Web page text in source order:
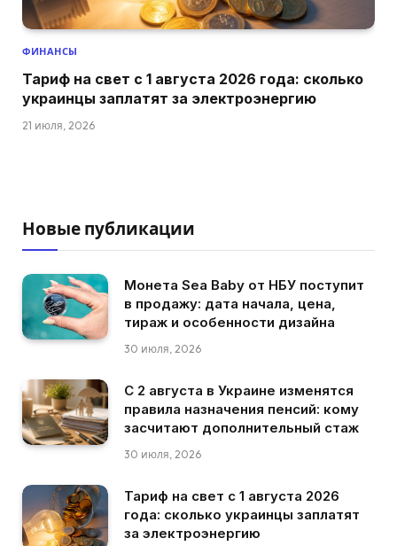
ФИНАНСЫ
Тариф на свет с 1 августа 2026 года: сколько
украинцы заплатят за электроэнергию
21 июля, 2026
Новые публикации
Монета Sea Baby от НБУ поступит
в продажу: дата начала, цена,
тираж и особенности дизайна
30 июля, 2026
С 2 августа в Украине изменятся
правила назначения пенсий: кому
засчитают дополнительный стаж
30 июля, 2026
Тариф на свет с 1 августа 2026
года: сколько украинцы заплатят
за электроэнергию